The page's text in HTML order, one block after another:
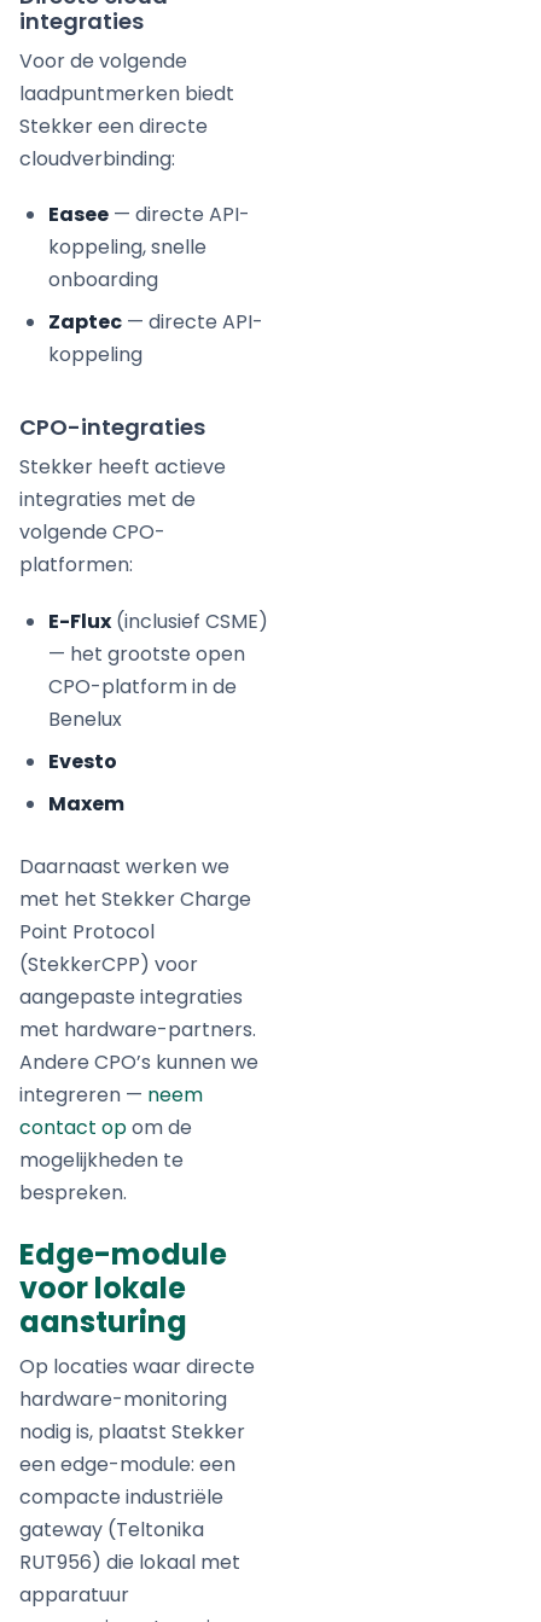
integraties
Voor de volgende
laadpuntmerken biedt
Stekker een directe
cloudverbinding:
Easee — directe API-
koppeling, snelle
onboarding
Zaptec — directe API-
koppeling
CPO-integraties
Stekker heeft actieve
integraties met de
volgende CPO-
platformen:
E-Flux (inclusief CSME)
— het grootste open
CPO-platform in de
Benelux
Evesto
Maxem
Daarnaast werken we
met het Stekker Charge
Point Protocol
(StekkerCPP) voor
aangepaste integraties
met hardware-partners.
Andere CPO’s kunnen we
integreren — neem
contact opom de
mogelijkheden te
bespreken.
Edge-module
voor lokale
aansturing
Op locaties waar directe
hardware-monitoring
nodig is, plaatst Stekker
een edge-module: een
compacte industriële
gateway (Teltonika
RUT956) die lokaal met
apparatuur